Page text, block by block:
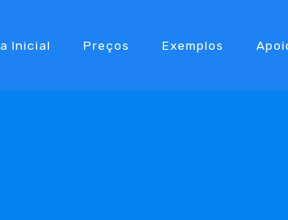
Inicial Preços Exemplos